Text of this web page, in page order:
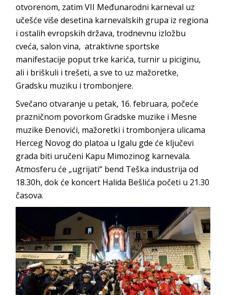
otvorenom, zatim VII Međunarodni karneval uz
učešće više desetina karnevalskih grupa iz regiona
i ostalih evropskih država, trodnevnu izložbu
cveća, salon vina, atraktivne sportske
manifestacije poput trke karića, turnir u piciginu,
ali i briškuli i trešeti, a sve to uz mažoretke,
Gradsku muziku i trombonjere.
Svečano otvaranje u petak, 16. februara, počeće
prazničnom povorkom Gradske muzike i Mesne
muzike Đenovići, mažoretki i trombonjera ulicama
Herceg Novog do platoa u Igalu gde će ključevi
grada biti uručeni Kapu Mimozinog karnevala.
Atmosferu će „ugrijati“ bend Teška industrija od
18.30h, dok će koncert Halida Bešlića početi u 21.30
časova.